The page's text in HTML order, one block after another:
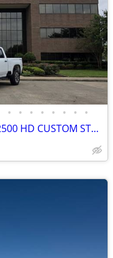
• • • • • • • •
🛻2025 CHEVROLET SILVERADO 2500 HD CUSTOM STRD BED 4x4